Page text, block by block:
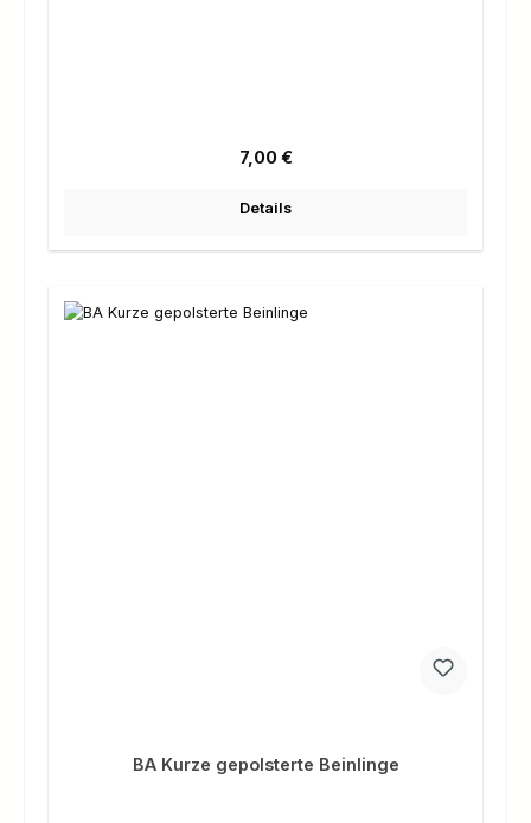
Regulärer Preis:
7,00 €
Details
BA Kurze gepolsterte Beinlinge